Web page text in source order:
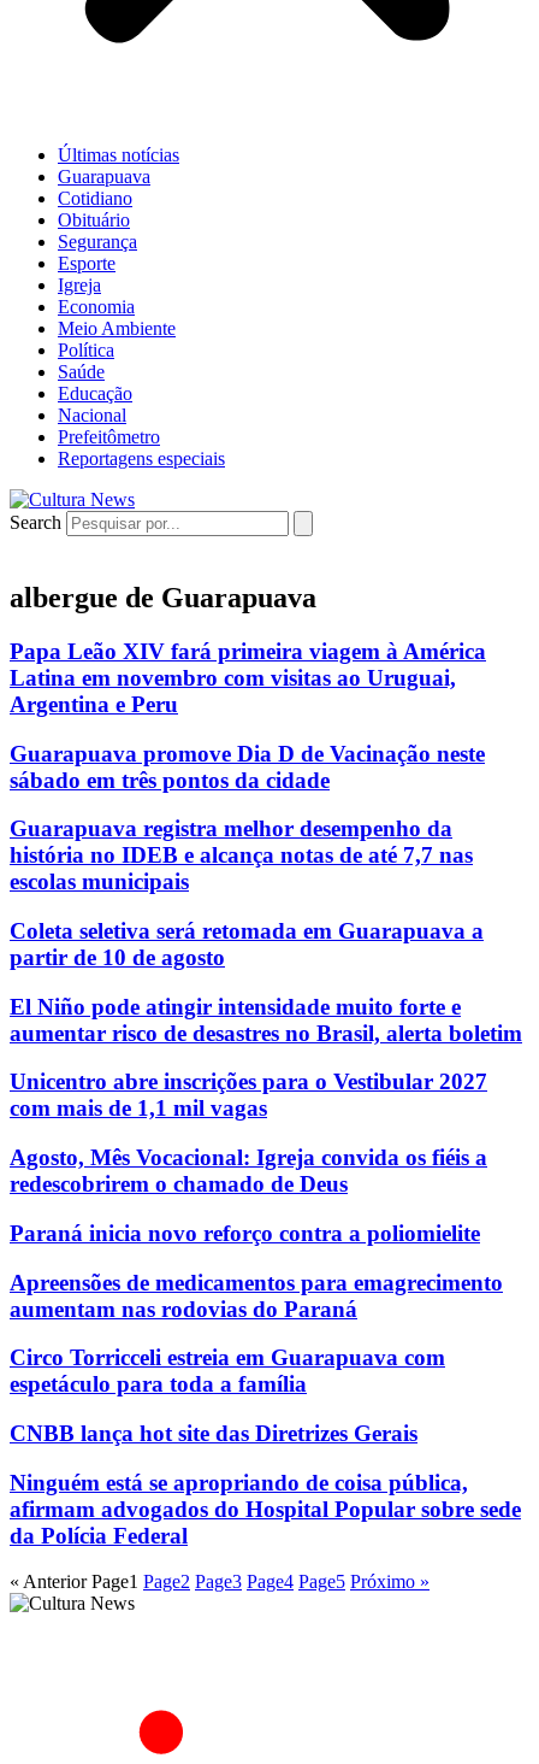
Últimas notícias
Guarapuava
Cotidiano
Obituário
Segurança
Esporte
Igreja
Economia
Meio Ambiente
Política
Saúde
Educação
Nacional
Prefeitômetro
Reportagens especiais
Search
albergue de Guarapuava
Papa Leão XIV fará primeira viagem à América
Latina em novembro com visitas ao Uruguai,
Argentina e Peru
Guarapuava promove Dia D de Vacinação neste
sábado em três pontos da cidade
Guarapuava registra melhor desempenho da
história no IDEB e alcança notas de até 7,7 nas
escolas municipais
Coleta seletiva será retomada em Guarapuava a
partir de 10 de agosto
El Niño pode atingir intensidade muito forte e
aumentar risco de desastres no Brasil, alerta boletim
Unicentro abre inscrições para o Vestibular 2027
com mais de 1,1 mil vagas
Agosto, Mês Vocacional: Igreja convida os fiéis a
redescobrirem o chamado de Deus
Paraná inicia novo reforço contra a poliomielite
Apreensões de medicamentos para emagrecimento
aumentam nas rodovias do Paraná
Circo Torricceli estreia em Guarapuava com
espetáculo para toda a família
CNBB lança hot site das Diretrizes Gerais
Ninguém está se apropriando de coisa pública,
afirmam advogados do Hospital Popular sobre sede
da Polícia Federal
« Anterior Page1 Page2 Page3 Page4 Page5 Próximo »